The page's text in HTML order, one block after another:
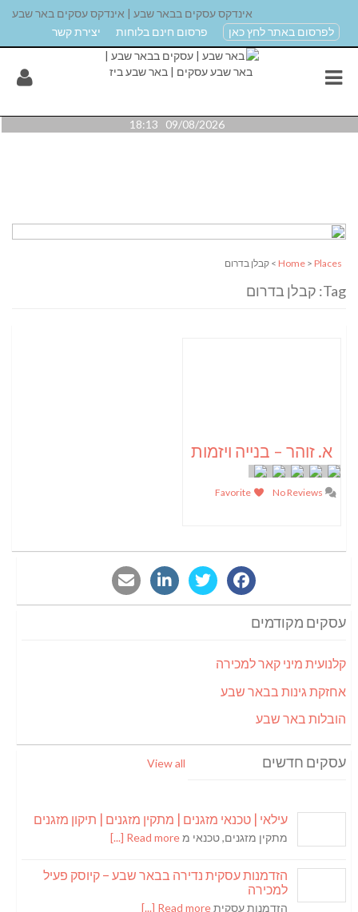
אינדקס עסקים בבאר שבע | אינדקס עסקים באר שבע
לפרסום באתר לחץ כאן
פרסום חינם בלוחות יצירת קשר
09/08/2026 18:13
Home > Places > קבלן בדרום
Tag: קבלן בדרום
א. זוהר – בנייה ויזמות
עסקים מקודמים
קלנועית מיני קאר למכירה
אחזקת גינות בבאר שבע
הובלות באר שבע
עסקים חדשים View all
עילאי | טכנאי מזגנים | מתקין מזגנים | תיקון מזגנים
מתקין מזגנים, טכנאי מRead more [...]
הזדמנות עסקית נדירה בבאר שבע – קיוסק פעיל
למכירה
הזדמנות עסקיתRead more [...]